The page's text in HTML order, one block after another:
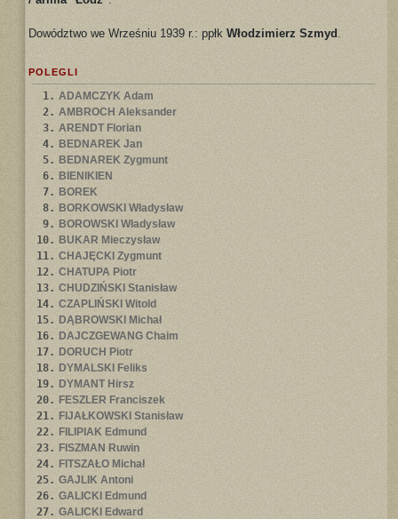
Dowództwo we Wrześniu 1939 r.: ppłk Włodzimierz Szmyd .
POLEGLI
1. ADAMCZYK Adam
2. AMBROCH Aleksander
3. ARENDT Florian
4. BEDNAREK Jan
5. BEDNAREK Zygmunt
6. BIENIKIEN
7. BOREK
8. BORKOWSKI Władysław
9. BOROWSKI Władysław
10. BUKAR Mieczysław
11. CHAJĘCKI Zygmunt
12. CHATUPA Piotr
13. CHUDZIŃSKI Stanisław
14. CZAPLIŃSKI Witold
15. DĄBROWSKI Michał
16. DAJCZGEWANG Chaim
17. DORUCH Piotr
18. DYMALSKI Feliks
19. DYMANT Hirsz
20. FESZLER Franciszek
21. FIJAŁKOWSKI Stanisław
22. FILIPIAK Edmund
23. FISZMAN Ruwin
24. FITSZAŁO Michał
25. GAJLIK Antoni
26. GALICKI Edmund
27. GALICKI Edward